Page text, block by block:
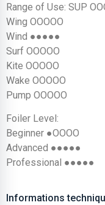
Range of Use: SUP
Wing OOOOO
Wind ●●●●●
Surf OOOOO
Kite OOOOO
Wake OOOOO
Pump OOOOO
Foiler Level:
Beginner ●OOOO
Advanced ●●●●●
Professional ●●●●●
Informations